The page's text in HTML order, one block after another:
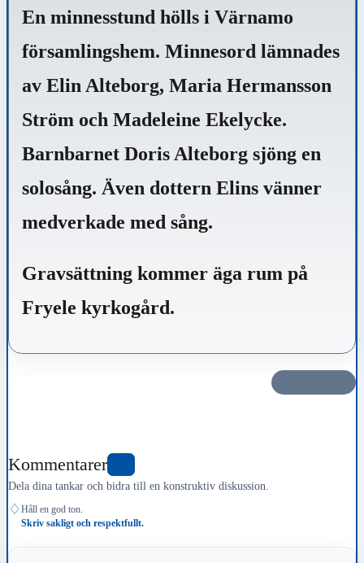
En minnesstund hölls i Värnamo
församlingshem. Minnesord lämnades
av Elin Alteborg, Maria Hermansson
Ström och Madeleine Ekelycke.
Barnbarnet Doris Alteborg sjöng en
solosång. Även dottern Elins vänner
medverkade med sång.
Gravsättning kommer äga rum på
Fryele kyrkogård.
Kommentarer
Dela dina tankar och bidra till en konstruktiv diskussion.
♢ Håll en god ton.
Skriv sakligt och respektfullt.